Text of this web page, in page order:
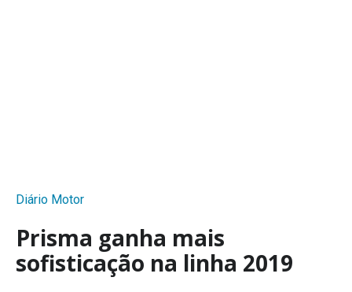
Diário Motor
Prisma ganha mais
sofisticação na linha 2019